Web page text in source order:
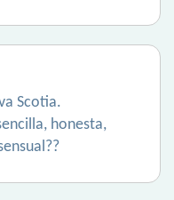
Scotia.
honesta,